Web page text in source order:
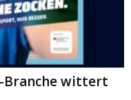
Branche wittert